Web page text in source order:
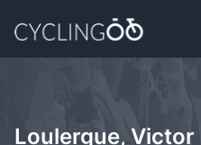
Loulergue, Victor